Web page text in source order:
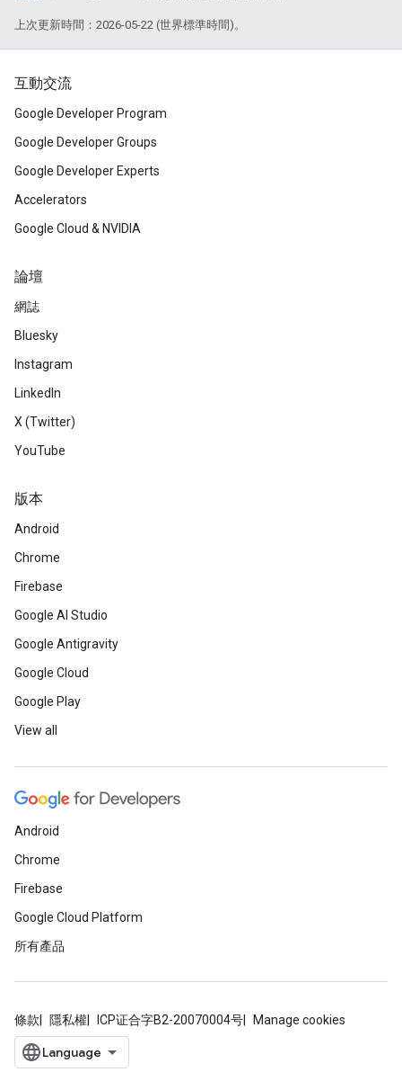
上次更新時間：2026-05-22 (世界標準時間)。
互動交流
Google Developer Program
Google Developer Groups
Google Developer Experts
Accelerators
Google Cloud & NVIDIA
論壇
網誌
Bluesky
Instagram
LinkedIn
X (Twitter)
YouTube
版本
Android
Chrome
Firebase
Google AI Studio
Google Antigravity
Google Cloud
Google Play
View all
Android
Chrome
Firebase
Google Cloud Platform
所有產品
條款 隱私權 ICP证合字B2-20070004号 Manage cookies